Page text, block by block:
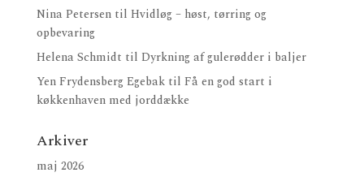
Nina Petersentil Hvidløg – høst, tørring og
opbevaring
Helena Schmidt til Dyrkning af gulerødder i baljer
Yen Frydensberg Egebaktil Få en god start i
køkkenhaven med jorddække
Arkiver
maj 2026